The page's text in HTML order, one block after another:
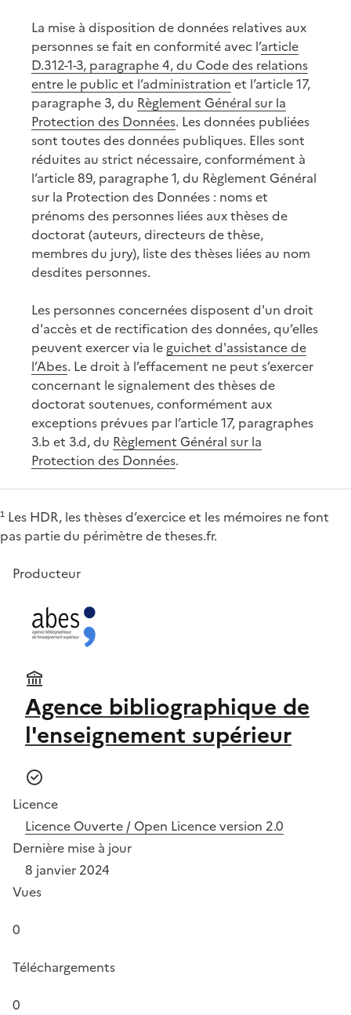
La mise à disposition de données relatives aux
personnes se fait en conformité avec l’article
D.312-1-3, paragraphe 4, du Code des relations
entre le public et l’administration et l’article 17,
paragraphe 3, du Règlement Général sur la
Protection des Données. Les données publiées
sont toutes des données publiques. Elles sont
réduites au strict nécessaire, conformément à
l’article 89, paragraphe 1, du Règlement Général
sur la Protection des Données : noms et
prénoms des personnes liées aux thèses de
doctorat (auteurs, directeurs de thèse,
membres du jury), liste des thèses liées au nom
desdites personnes.
Les personnes concernées disposent d'un droit
d'accès et de rectification des données, qu’elles
peuvent exercer via le guichet d'assistance de
l’Abes. Le droit à l’effacement ne peut s’exercer
concernant le signalement des thèses de
doctorat soutenues, conformément aux
exceptions prévues par l’article 17, paragraphes
3.b et 3.d, du Règlement Général sur la
Protection des Données.
¹ Les HDR, les thèses d’exercice et les mémoires ne font
pas partie du périmètre de theses.fr.
Producteur
Agence bibliographique de
l'enseignement supérieur
Licence
Licence Ouverte / Open Licence version 2.0
Dernière mise à jour
8 janvier 2024
Vues
0
Téléchargements
0